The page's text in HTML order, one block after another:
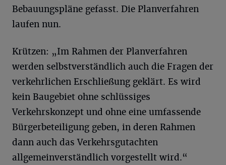
Bebauungspläne gefasst. Die Planverfahren
laufen nun.
Krützen: „Im Rahmen der Planverfahren
werden selbstverständlich auch die Fragen der
verkehrlichen Erschließung geklärt. Es wird
kein Baugebiet ohne schlüssiges
Verkehrskonzept und ohne eine umfassende
Bürgerbeteiligung geben, in deren Rahmen
dann auch das Verkehrsgutachten
allgemeinverständlich vorgestellt wird.“